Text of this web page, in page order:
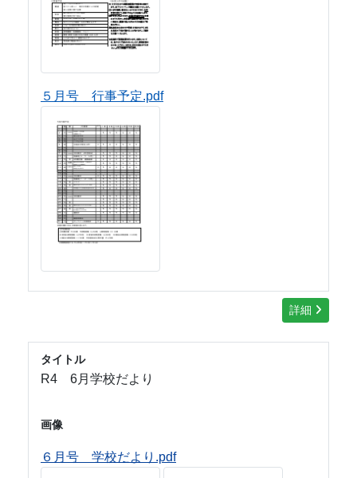
５月号 行事予定.pdf
詳細
タイトル
R4 6月学校だより
画像
６月号 学校だより.pdf